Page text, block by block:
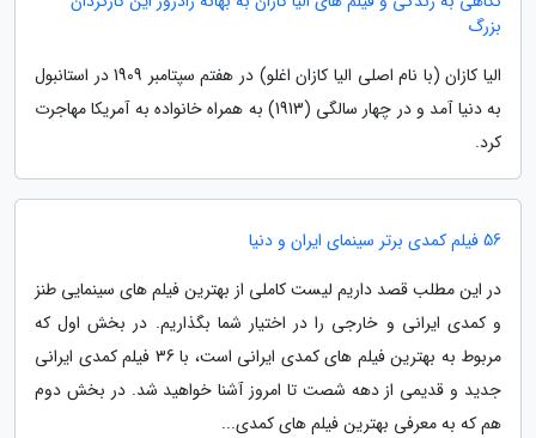
بزرگ
الیا کازان (با نام اصلی الیا کازان اغلو) در هفتم سپتامبر 1909 در استانبول
به دنیا آمد و در چهار سالگی (1913) به همراه خانواده به آمریکا مهاجرت
کرد.
56 فیلم کمدی برتر سینمای ایران و دنیا
در این مطلب قصد داریم لیست کاملی از بهترین فیلم های سینمایی طنز
و کمدی ایرانی و خارجی را در اختیار شما بگذاریم. در بخش اول که
مربوط به بهترین فیلم های کمدی ایرانی است، با 36 فیلم کمدی ایرانی
جدید و قدیمی از دهه شصت تا امروز آشنا خواهید شد. در بخش دوم
هم که به معرفی بهترین فیلم های کمدی...